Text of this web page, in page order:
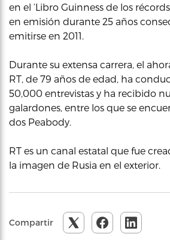
en el ‘Libro Guinness de los
en emisión durante 25 años
emitirse en 2011.
Durante su extensa carrera, el
RT, de 79 años de edad, ha
50,000 entrevistas y ha recibido
galardones, entre los que se
dos Peabody.
RT es un canal estatal que fue
la imagen de Rusia en el exterior.
Compartir